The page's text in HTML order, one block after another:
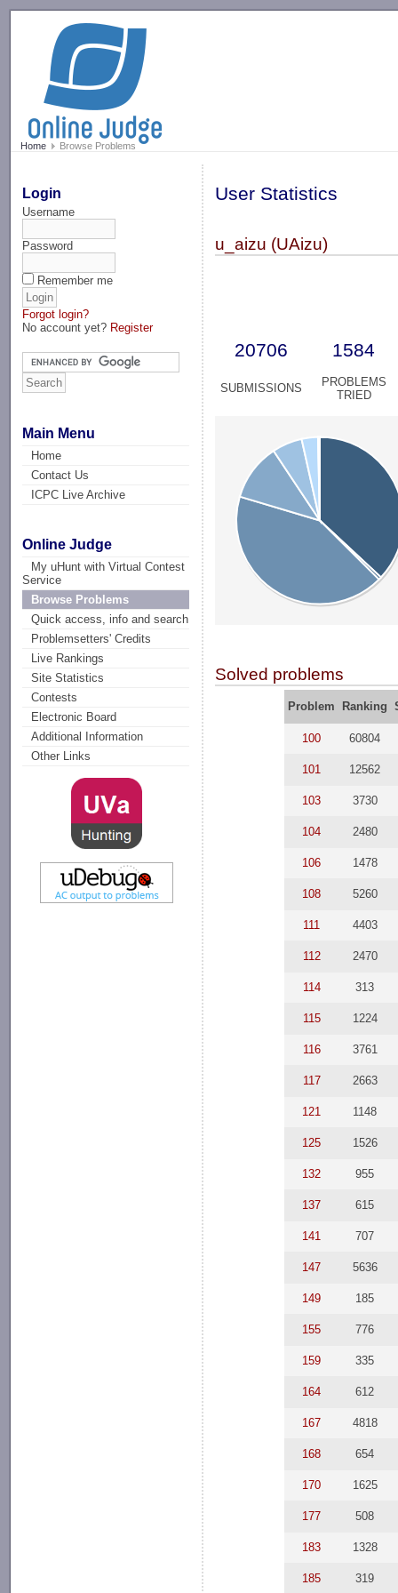
Home Browse Problems
Login
Username
Password
Remember me
Forgot login?
No account yet? Register
Main Menu
Home
Contact Us
ICPC Live Archive
Online Judge
My uHunt with Virtual Contest
Service
Browse Problems
Quick access, info and search
Problemsetters' Credits
Live Rankings
Site Statistics
Contests
Electronic Board
Additional Information
Other Links
User Statistics
u_aizu (UAizu)
20706 1584
SUBMISSIONS
PROBLEMS
TRIED
Solved problems
Problem Ranking
100 60804
101 12562
103 3730
104 2480
106 1478
108 5260
111 4403
112 2470
114 313
115 1224
116 3761
117 2663
121 1148
125 1526
132 955
137 615
141 707
147 5636
149 185
155 776
159 335
164 612
167 4818
168 654
170 1625
177 508
183 1328
185 319